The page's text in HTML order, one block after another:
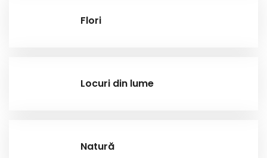
Flori
Locuri din lume
Natură